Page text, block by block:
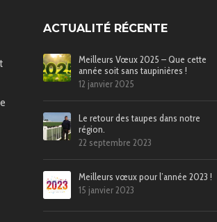
ACTUALITÉ RÉCENTE
Meilleurs Vœux 2025 – Que cette
année soit sans taupinières !
12 janvier 2025
Le retour des taupes dans notre
région.
22 septembre 2023
Meilleurs vœux pour l’année 2023 !
15 janvier 2023